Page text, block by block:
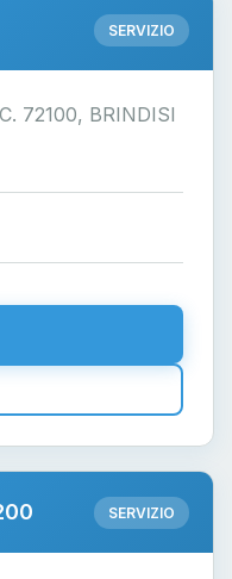
SERVIZIO
72100, BRINDISI
SERVIZIO